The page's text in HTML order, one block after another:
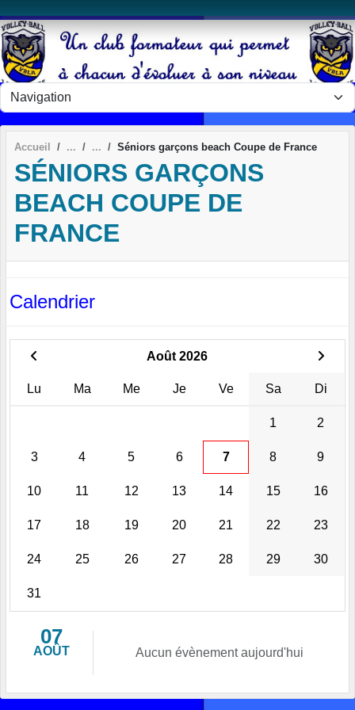
Accueil Séniors garçons beach Coupe de France
SÉNIORS GARÇONS
BEACH COUPE DE
FRANCE
Calendrier
Août 2026
Lu Ma Me Je Ve Sa Di
1 2
3 4 5 6 7 8 9
10 11 12 13 14 15 16
17 18 19 20 21 22 23
24 25 26 27 28 29 30
31
07
AOÛT Aucun évènement aujourd'hui